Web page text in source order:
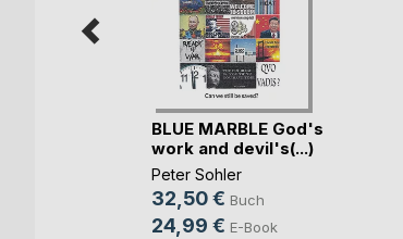
BLUE MARBLE God's
work and devil's(...)
Peter Sohler
32,50 € Buch
24,99 € E-Book